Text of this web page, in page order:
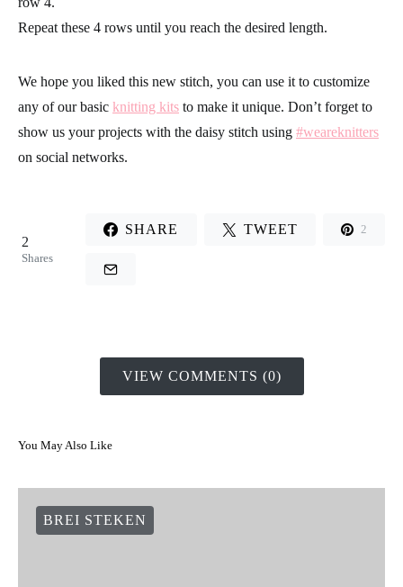
Repeat these 4 rows until you reach the desired length.
We hope you liked this new stitch, you can use it to customize
any of our basic knitting kits to make it unique. Don’t forget to
show us your projects with the daisy stitch using #weareknitters
on social networks.
2
Shares
SHARE TWEET 2
VIEW COMMENTS (0)
You May Also Like
BREI STEKEN